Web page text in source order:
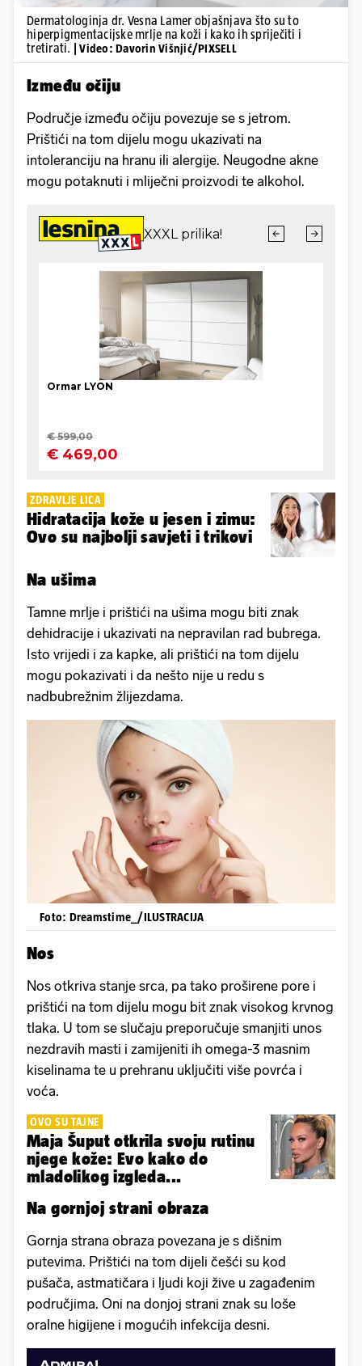
Dermatologinja dr. Vesna Lamer objašnjava što su to
hiperpigmentacijske mrlje na koži i kako ih spriječiti i
tretirati.
| Video: Davorin Višnjić/PIXSELL
Između očiju
Područje između očiju povezuje se s jetrom.
Prištići na tom dijelu mogu ukazivati na
intoleranciju na hranu ili alergije. Neugodne akne
mogu potaknuti i mliječni proizvodi te alkohol.
ZDRAVLJE LICA
Hidratacija kože u jesen i zimu:
Ovo su najbolji savjeti i trikovi
Na ušima
Tamne mrlje i prištići na ušima mogu biti znak
dehidracije i ukazivati na nepravilan rad bubrega.
Isto vrijedi i za kapke, ali prištići na tom dijelu
mogu pokazivati i da nešto nije u redu s
nadbubrežnim žlijezdama.
Foto: Dreamstime_/ILUSTRACIJA
Nos
Nos otkriva stanje srca, pa tako proširene pore i
prištići na tom dijelu mogu bit znak visokog krvnog
tlaka. U tom se slučaju preporučuje smanjiti unos
nezdravih masti i zamijeniti ih omega-3 masnim
kiselinama te u prehranu uključiti više povrća i
voća.
OVO SU TAJNE
Maja Šuput otkrila svoju rutinu
njege kože: Evo kako do
mladolikog izgleda...
Na gornjoj strani obraza
Gornja strana obraza povezana je s dišnim
putevima. Prištići na tom dijeli češći su kod
pušača, astmatičara i ljudi koji žive u zagađenim
područjima. Oni na donjoj strani znak su loše
oralne higijene i mogućih infekcija desni.